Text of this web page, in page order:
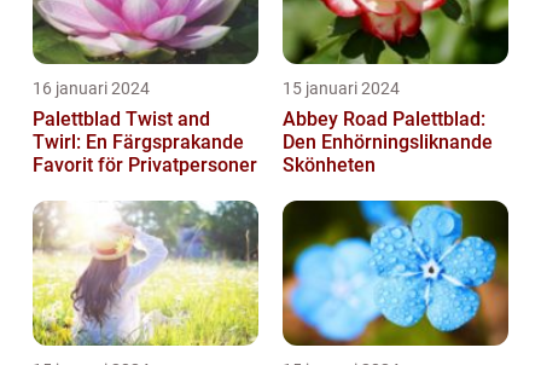
16 januari 2024
Palettblad Twist and
Twirl: En Färgsprakande
Favorit för Privatpersoner
15 januari 2024
Abbey Road Palettblad:
Den Enhörningsliknande
Skönheten